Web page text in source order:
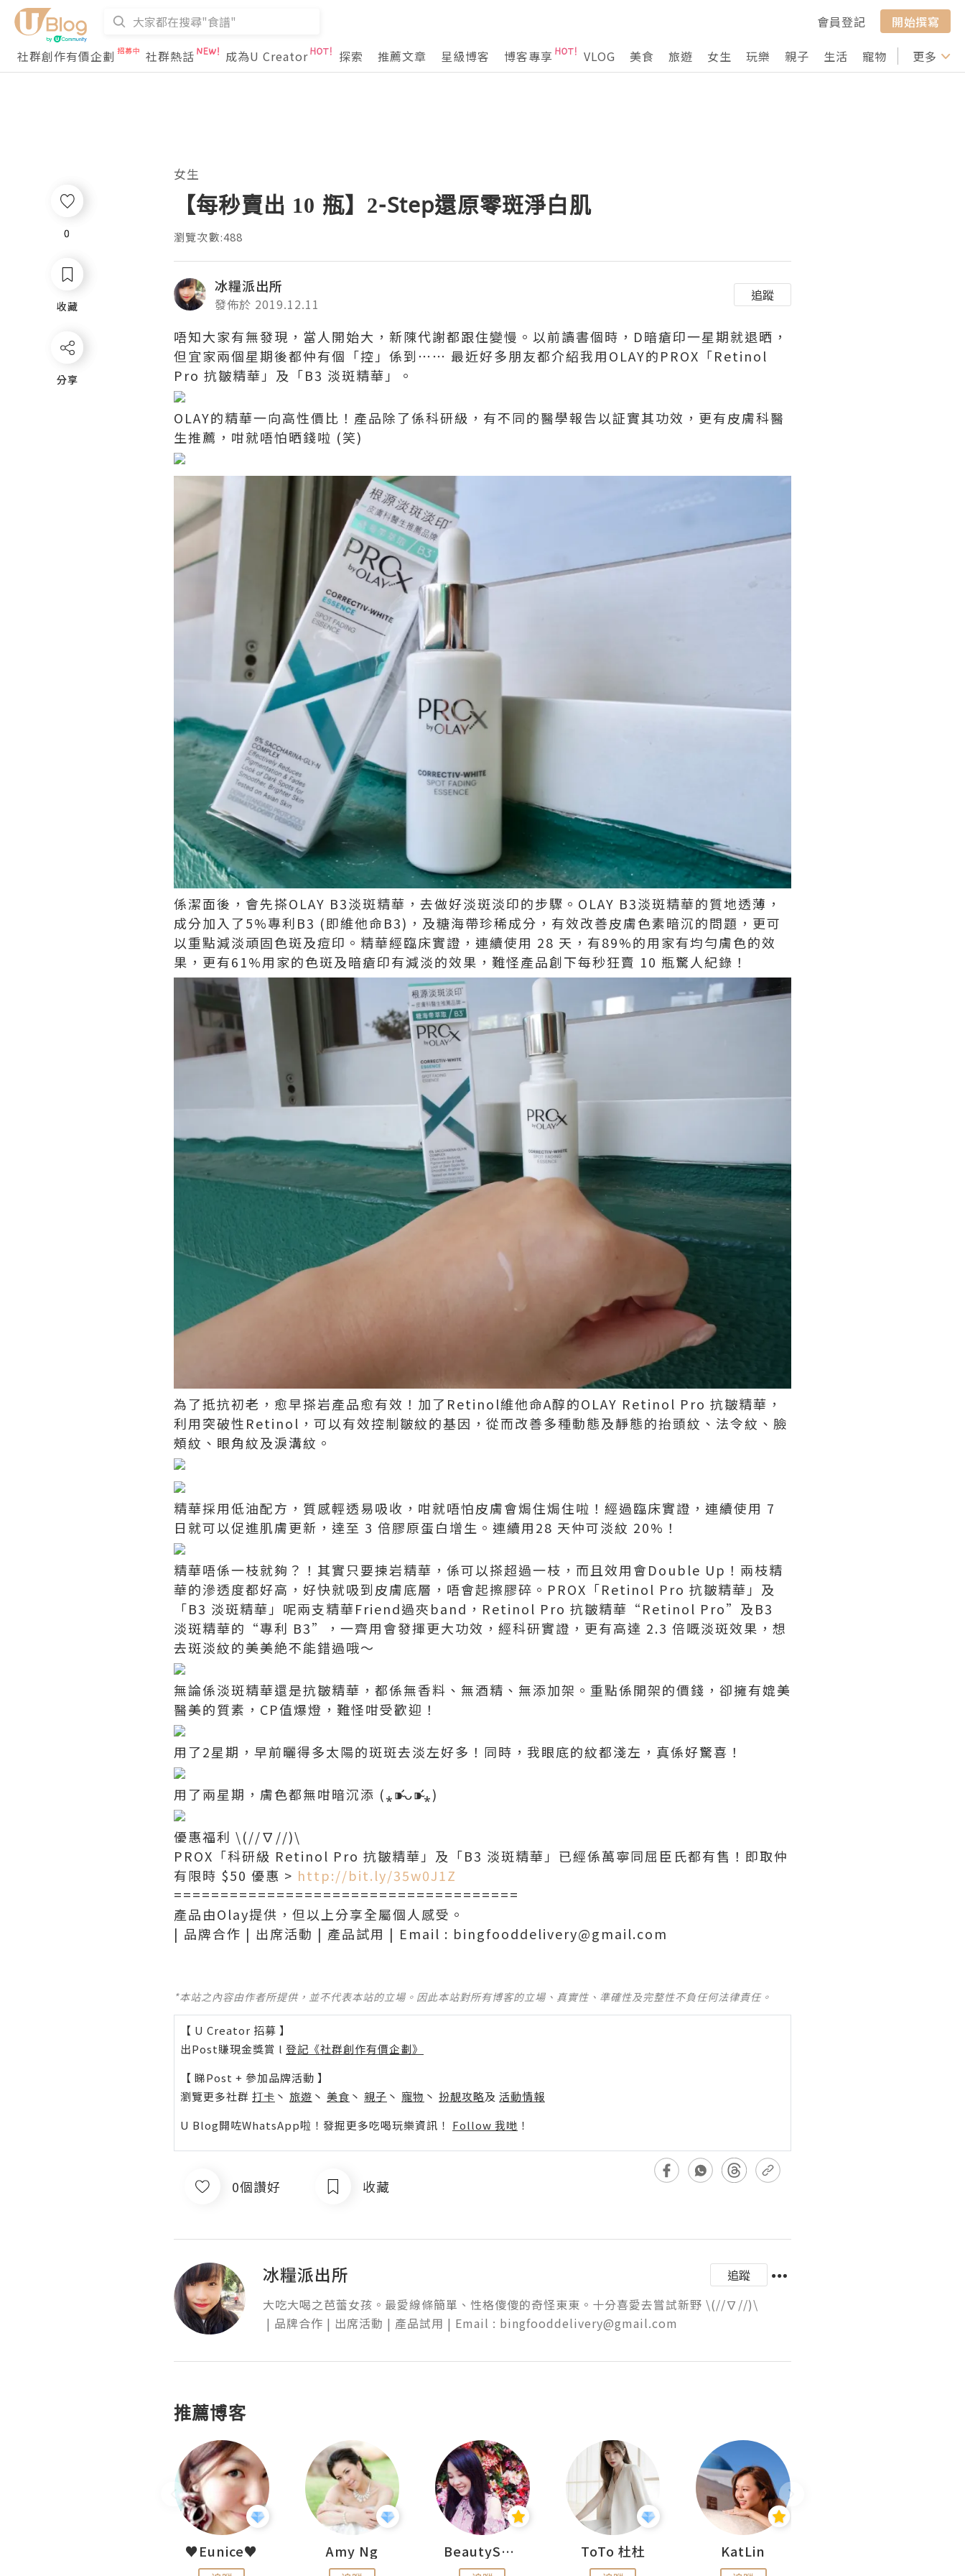
會員登記
開始撰寫
社群創作有價企劃
社群熱話 成為U Creator 探索 推薦文章 星級博客 博客專享 VLOG 美食 旅遊 女生 玩樂 親子 生活 寵物 行山 打卡
更多
0
收藏
分享
女生
【每秒賣出 10 瓶】2-Step還原零斑淨白肌
瀏覽次數:488
冰糧派出所
發佈於 2019.12.11
追蹤
唔知大家有無發現，當人開始大，新陳代謝都跟住變慢。以前讀書個時，D暗瘡印一星期就退晒，
但宜家兩個星期後都仲有個「控」係到⋯⋯ 最近好多朋友都介紹我用OLAY的PROX「Retinol
Pro 抗皺精華」及「B3 淡斑精華」。
OLAY的精華一向高性價比！產品除了係科研級，有不同的醫學報告以証實其功效，更有皮膚科醫
生推薦，咁就唔怕晒錢啦 (笑)
係潔面後，會先搽OLAY B3淡斑精華，去做好淡斑淡印的步驟。OLAY B3淡斑精華的質地透薄，
成分加入了5%專利B3 (即維他命B3)，及糖海帶珍稀成分，有效改善皮膚色素暗沉的問題，更可
以重點減淡頑固色斑及痘印。精華經臨床實證，連續使用 28 天，有89%的用家有均勻膚色的效
果，更有61%用家的色斑及暗瘡印有減淡的效果，難怪產品創下每秒狂賣 10 瓶驚人紀錄！
為了抵抗初老，愈早搽岩產品愈有效！加了Retinol維他命A醇的OLAY Retinol Pro 抗皺精華，
利用突破性Retinol，可以有效控制皺紋的基因，從而改善多種動態及靜態的抬頭紋、法令紋、臉
頰紋、眼角紋及淚溝紋。
精華採用低油配方，質感輕透易吸收，咁就唔怕皮膚會焗住焗住啦！經過臨床實證，連續使用 7
日就可以促進肌膚更新，達至 3 倍膠原蛋白增生。連續用28 天仲可淡紋 20%！
精華唔係一枝就夠？！其實只要揀岩精華，係可以搽超過一枝，而且效用會Double Up！兩枝精
華的滲透度都好高，好快就吸到皮膚底層，唔會起擦膠碎。PROX「Retinol Pro 抗皺精華」及
「B3 淡斑精華」呢兩支精華Friend過夾band，Retinol Pro 抗皺精華“Retinol Pro”及B3
淡斑精華的“專利 B3”，一齊用會發揮更大功效，經科研實證，更有高達 2.3 倍嘅淡斑效果，想
去斑淡紋的美美絶不能錯過哦～
無論係淡斑精華還是抗皺精華，都係無香料、無酒精、無添加架。重點係開架的價錢，卻擁有媲美
醫美的質素，CP值爆燈，難怪咁受歡迎！
用了2星期，早前曬得多太陽的斑斑去淡左好多！同時，我眼底的紋都淺左，真係好驚喜！
用了兩星期，膚色都無咁暗沉添 (⁎⁍̴̛ᴗ⁍̴̛⁎)
優惠福利 \(//∇//)\
PROX「科研級 Retinol Pro 抗皺精華」及「B3 淡斑精華」已經係萬寧同屈臣氏都有售！即取仲
有限時 $50 優惠 > http://bit.ly/35w0J1Z
=====================================
產品由Olay提供，但以上分享全屬個人感受。
| 品牌合作 | 出席活動 | 產品試用 | Email : bingfooddelivery@gmail.com
*本站之內容由作者所提供，並不代表本站的立場。因此本站對所有博客的立場、真實性、準確性及完整性不負任何法律責任。
【 U Creator 招募 】
出Post賺現金獎賞 l 登記《社群創作有價企劃》
【 睇Post + 參加品牌活動 】
瀏覽更多社群 打卡 丶 旅遊 丶 美食 丶 親子 丶 寵物 丶 扮靚攻略及 活動情報
U Blog開咗WhatsApp啦！發掘更多吃喝玩樂資訊！ Follow 我哋 ！
0個讚好 收藏
冰糧派出所
追蹤
大吃大喝之芭蕾女孩。最愛線條簡單、性格傻傻的奇怪東東。十分喜愛去嘗試新野 \(//∇//)\
| 品牌合作 | 出席活動 | 產品試用 | Email : bingfooddelivery@gmail.com
推薦博客
♥Eunice♥ Amy Ng BeautySearch ToTo 杜杜 KatLin
0
收藏
分享